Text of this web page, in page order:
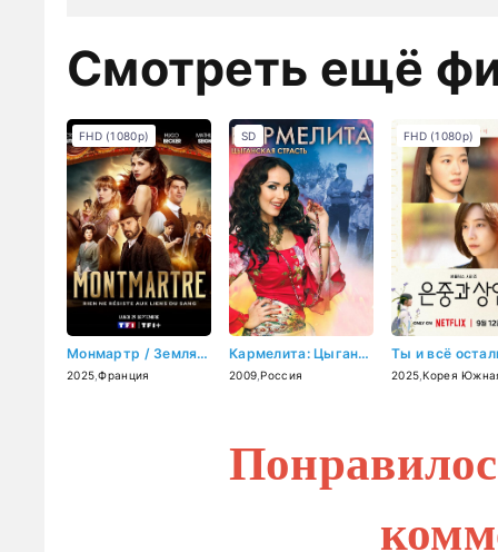
Смотреть ещё
Монмартр / Земля греха (2025)
2025 ,Франция
FHD (1080p)
Кармелита: Цыганская страсть (2009)
2009 ,Россия
SD
2025 ,Корея
FHD (1080p)